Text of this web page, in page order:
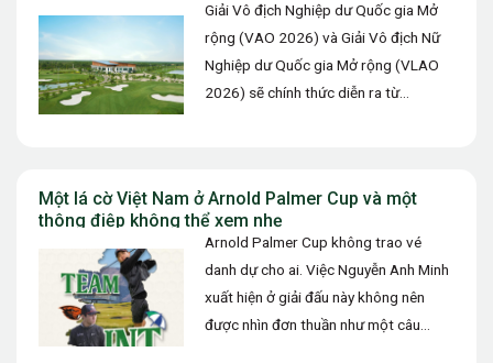
Giải Vô địch Nghiệp dư Quốc gia Mở
rộng (VAO 2026) và Giải Vô địch Nữ
Nghiệp dư Quốc gia Mở rộng (VLAO
2026) sẽ chính thức diễn ra từ…
Một lá cờ Việt Nam ở Arnold Palmer Cup và một
thông điệp không thể xem nhẹ
Arnold Palmer Cup không trao vé
danh dự cho ai. Việc Nguyễn Anh Minh
xuất hiện ở giải đấu này không nên
được nhìn đơn thuần như một câu